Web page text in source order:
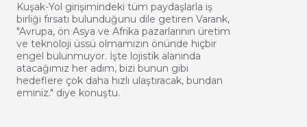
Kuşak-Yol girişimindeki tüm paydaşlarla iş
birliği fırsatı bulunduğunu dile getiren Varank,
"Avrupa, ön Asya ve Afrika pazarlarının üretim
ve teknoloji üssü olmamızın önünde hiçbir
engel bulunmuyor. İşte lojistik alanında
atacağımız her adım, bizi bunun gibi
hedeflere çok daha hızlı ulaştıracak, bundan
eminiz." diye konuştu.